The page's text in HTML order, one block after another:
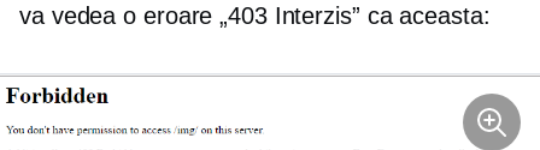
va vedea o eroare „403 Interzis” ca aceasta: